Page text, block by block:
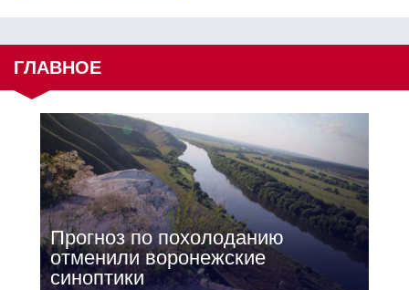
ГЛАВНОЕ
Прогноз по похолоданию
отменили воронежские
синоптики